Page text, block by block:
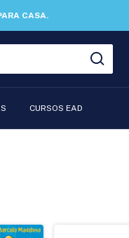
CASA.
CURSOS EAD